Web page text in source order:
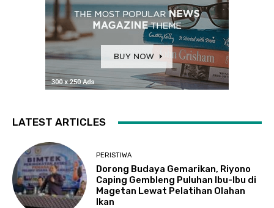
LATEST ARTICLES
PERISTIWA
Dorong Budaya Gemarikan, Riyono
Caping Gembleng Puluhan Ibu-Ibu di
Magetan Lewat Pelatihan Olahan
Ikan